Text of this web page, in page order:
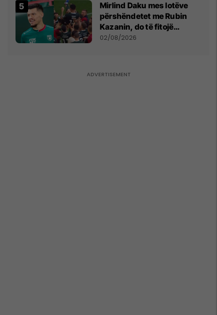
Mirlind Daku mes lotëve
përshëndetet me Rubin
Kazanin, do të fitojë
miliona te Spartak Moska
02/08/2026